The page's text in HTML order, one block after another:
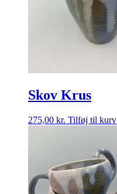
Skov Krus
275,00 kr. Tilføj til kurv